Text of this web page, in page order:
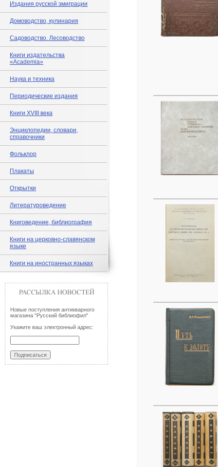
Издания русской эмиграции
Домоводство, кулинария
Садоводство. Лесоводство
Книги издательства
«Academia»
Наука и техника
Периодические издания
Книги XVIII века
Энциклопедии, словари,
справочники
Фольклор
Плакаты
Открытки
Литературоведение
Книговедение, библиография
Книги на церковно-славянском
языке
Книги на иностранных языках
Новые поступления антикварного
магазина "Русский библиофил"
Укажите ваш электронный адрес: